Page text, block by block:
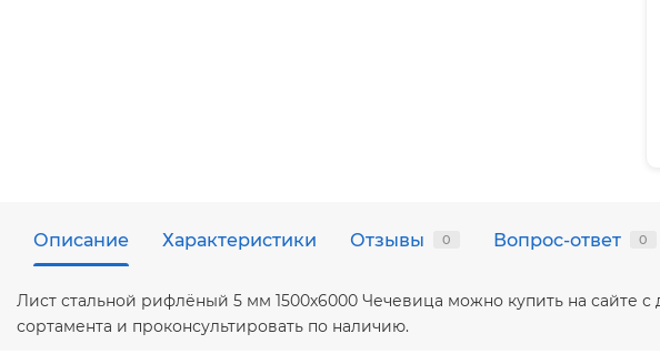
Описание Характеристики Отзывы 0 Вопрос-ответ 0
Лист стальной рифлёный 5 мм 1500х6000 Чечевица можно купить на
сортамента и проконсультировать по наличию.